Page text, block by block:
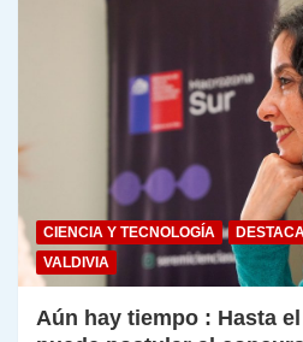
CIENCIA Y TECNOLOGÍA
VALDIVIA
Aún hay tiempo : Hasta